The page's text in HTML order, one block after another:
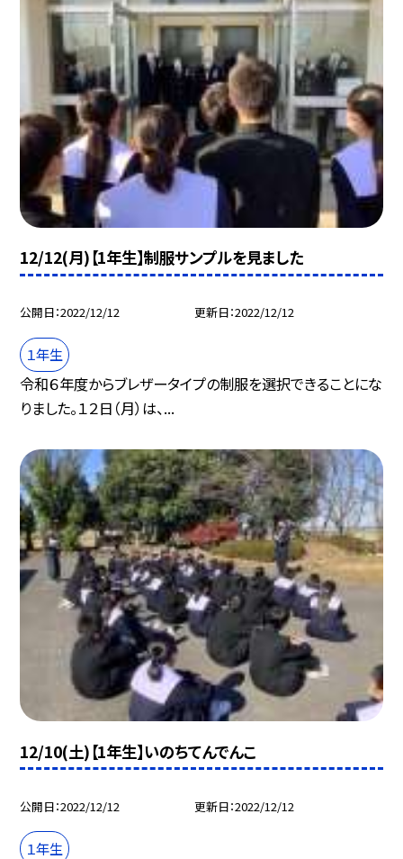
12/12(月)【1年生】制服サンプルを見ました
公開日 2022/12/12 更新日 2022/12/12
１年生
令和６年度からブレザータイプの制服を選択できることにな
りました。１２日（月）は、...
12/10(土)【1年生】いのちてんでんこ
公開日 2022/12/12 更新日 2022/12/12
１年生